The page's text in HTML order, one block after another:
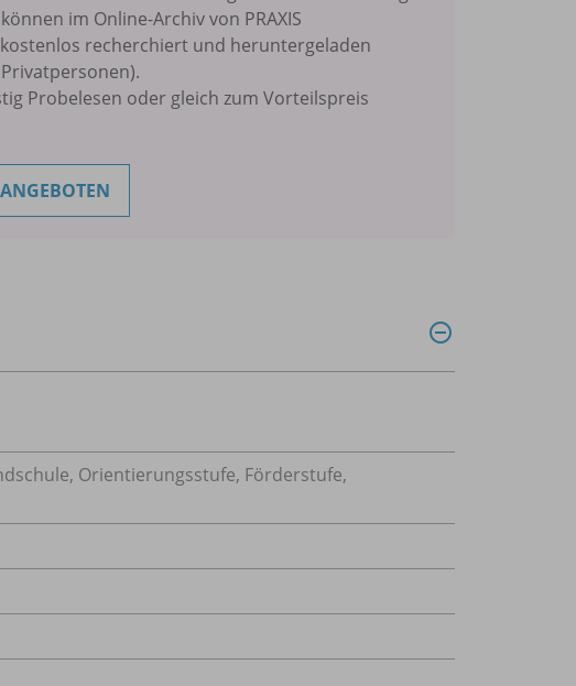
im Online-Archiv von PRAXIS
kostenlos recherchiert und heruntergeladen
Probelesen oder gleich zum Vorteilspreis
Orientierungsstufe, Förderstufe,